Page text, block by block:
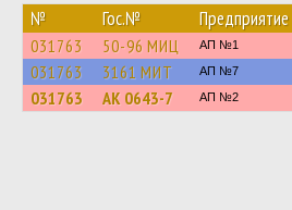
№ Гос.№ Предприятие
031763 50-96 МИЦ АП №1
031763 3161 МИТ АП №7
031763 АК 0643-7 АП №2